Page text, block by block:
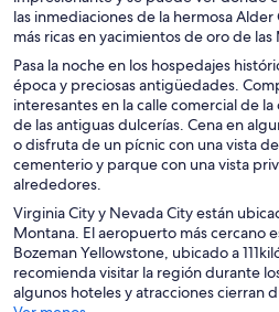
las inmediaciones de la hermosa
más ricas en yacimientos de oro de las
Pasa la noche en los hospedajes
época y preciosas antigüedades.
interesantes en la calle comercial de
de las antiguas dulcerías. Cena en
o disfruta de un pícnic con una vista
cementerio y parque con una vista
alrededores.
Virginia City y Nevada City están
Montana. El aeropuerto más cercano
Bozeman Yellowstone, ubicado a
recomienda visitar la región durante
algunos hoteles y atracciones cierran